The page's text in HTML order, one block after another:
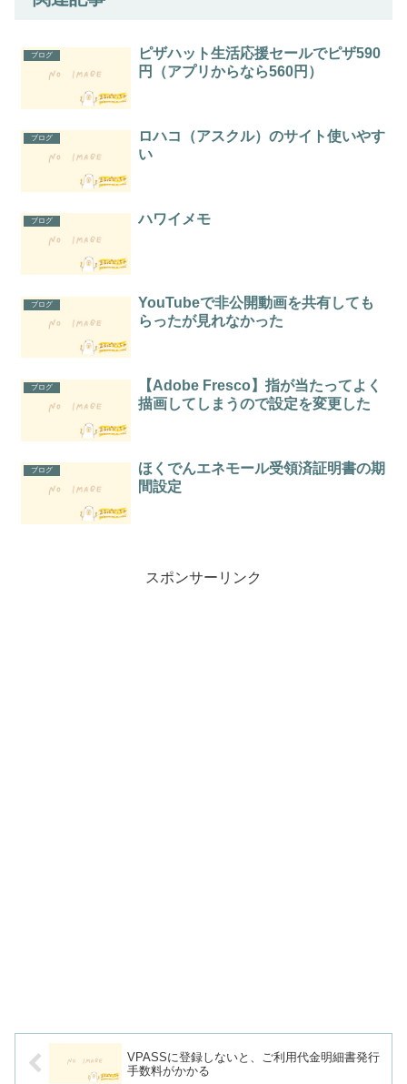
ブログ
ピザハット生活応援セールでピザ590
円（アプリからなら560円）
ブログ
ロハコ（アスクル）のサイト使いやす
い
ブログ ハワイメモ
ブログ
YouTubeで非公開動画を共有しても
らったが見れなかった
ブログ
【Adobe Fresco】指が当たってよく
描画してしまうので設定を変更した
ブログ
ほくでんエネモール受領済証明書の期
間設定
スポンサーリンク
VPASSに登録しないと、ご利用代金明細書発行
手数料がかかる